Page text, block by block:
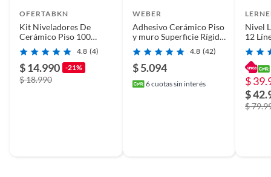
OFERTABKN
Kit Niveladores De
Cerámico Piso 100
Cuñas + Clips + Alicate
4.8 (4)
$ 14.990 -21%
$ 18.990
WEBER
Adhesivo Cerámico Piso
y muro Superficie Rígido
25 kg
4.8 (42)
$ 5.094
6cuotas sin interés
Nivel
12
$
$
$